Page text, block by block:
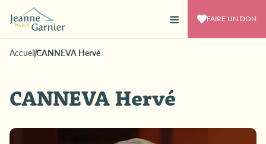
FAIRE UN DON
AccueilCANNEVA Hervé
CANNEVA Hervé